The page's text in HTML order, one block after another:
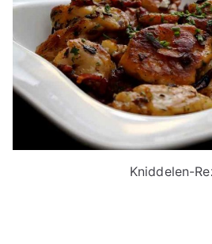
Kniddelen-